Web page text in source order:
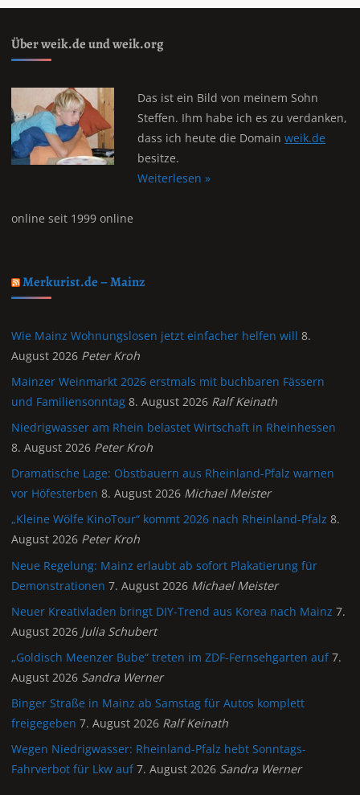
Über weik.de und weik.org
Das ist ein Bild von meinem Sohn
Steffen. Ihm habe ich es zu verdanken,
dass ich heute die Domainweik.de
besitze.
Weiterlesen »
online seit 1999 online
Merkurist.de – Mainz
Wie Mainz Wohnungslosen jetzt einfacher helfen will 8.
August 2026 Peter Kroh
Mainzer Weinmarkt 2026 erstmals mit buchbaren Fässern
und Familiensonntag 8. August 2026 Ralf Keinath
Niedrigwasser am Rhein belastet Wirtschaft in Rheinhessen
8. August 2026 Peter Kroh
Dramatische Lage: Obstbauern aus Rheinland-Pfalz warnen
vor Höfesterben 8. August 2026 Michael Meister
„Kleine Wölfe KinoTour“ kommt 2026 nach Rheinland-Pfalz 8.
August 2026 Peter Kroh
Neue Regelung: Mainz erlaubt ab sofort Plakatierung für
Demonstrationen 7. August 2026 Michael Meister
Neuer Kreativladen bringt DIY-Trend aus Korea nach Mainz 7.
August 2026 Julia Schubert
„Goldisch Meenzer Bube“ treten im ZDF-Fernsehgarten auf 7.
August 2026 Sandra Werner
Binger Straße in Mainz ab Samstag für Autos komplett
freigegeben 7. August 2026 Ralf Keinath
Wegen Niedrigwasser: Rheinland-Pfalz hebt Sonntags-
Fahrverbot für Lkw auf 7. August 2026 Sandra Werner